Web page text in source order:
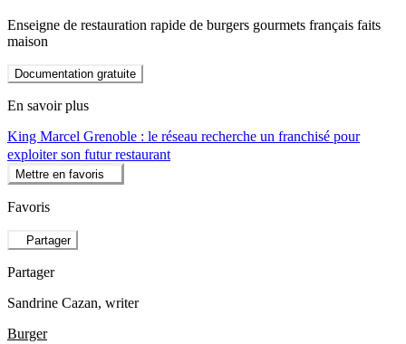
Enseigne de restauration rapide de burgers gourmets français faits
maison
Documentation gratuite
En savoir plus
King Marcel Grenoble : le réseau recherche un franchisé pour
exploiter son futur restaurant
Mettre en favoris
Favoris
Partager
Partager
Sandrine Cazan, writer
Burger